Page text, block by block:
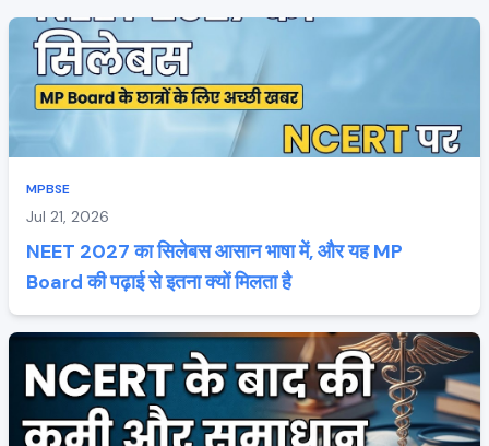
MPBSE
Jul 21, 2026
NEET 2027 का सिलेबस आसान भाषा में, और यह MP
Board की पढ़ाई से इतना क्यों मिलता है